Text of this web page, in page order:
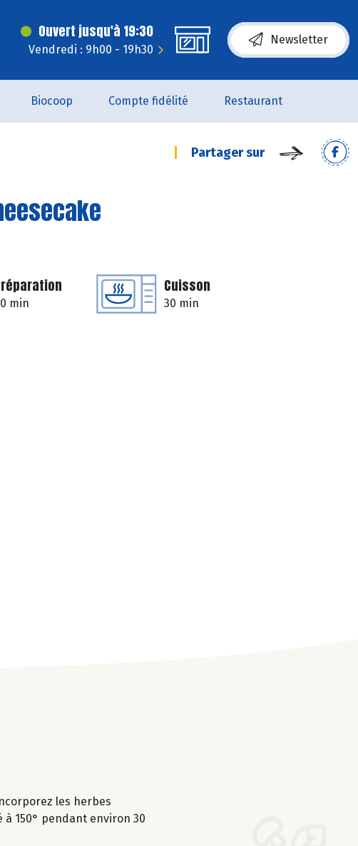
Ouvert jusqu'à 19:30
Vendredi : 9h00 - 19h30
Newsletter
Biocoop Compte fidélité Restaurant
Partager sur
min
Cuisson
30 min
les herbes
150° pendant environ 30